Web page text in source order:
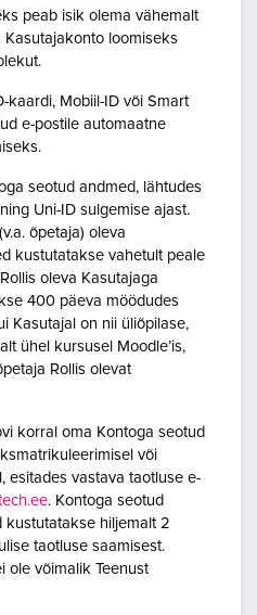
peab isik olema vähemalt
Kasutajakonto loomiseks
kaardi, Mobiil-ID või Smart
e-postile automaatne
seotud andmed, lähtudes
Uni-ID sulgemise ajast.
õpetaja) oleva
kustutatakse vahetult peale
oleva Kasutajaga
400 päeva möödudes
Kasutajal on nii üliõpilase,
ühel kursusel Moodle’is,
Rollis olevat
korral oma Kontoga seotud
või
esitades vastava taotluse e-
. Kontoga seotud
kustutatakse hiljemalt 2
taotluse saamisest.
ole võimalik Teenust